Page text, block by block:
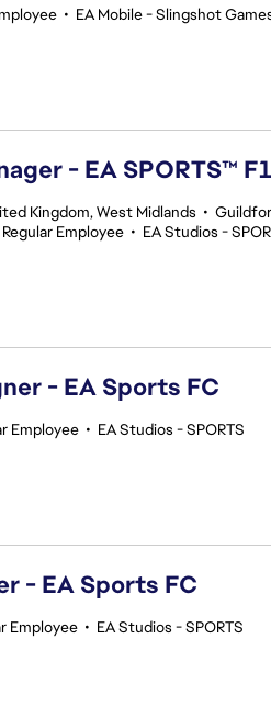
• EA Mobile - Slingshot
- EA SPORTS™ F1
Kingdom, West Midlands •
Regular Employee • EA Studios -
- EA Sports FC
Employee • EA Studios - SPORTS
- EA Sports FC
Employee • EA Studios - SPORTS